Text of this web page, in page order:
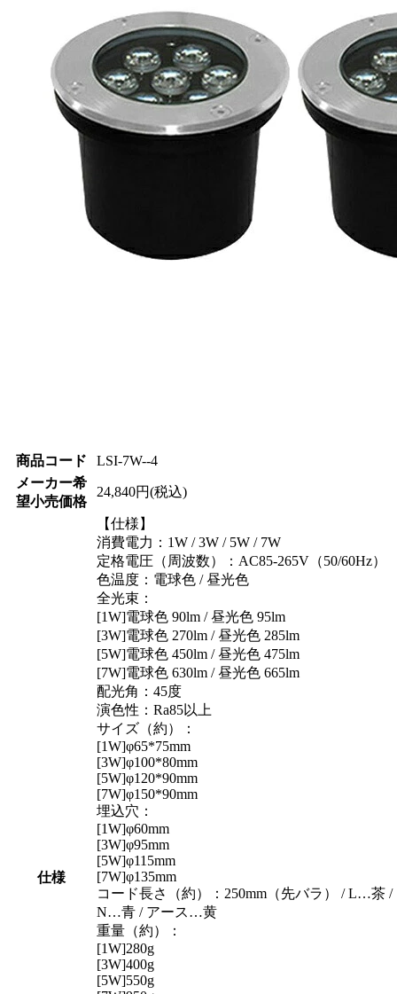
商品コード
LSI-7W--4
メーカー希
望小売価格
24,840円(税込)
仕様
【仕様】
消費電力：1W / 3W / 5W / 7W
定格電圧（周波数）：AC85-265V（50/60Hz）
色温度：電球色 / 昼光色
全光束：
[1W]電球色 90lm / 昼光色 95lm
[3W]電球色 270lm / 昼光色 285lm
[5W]電球色 450lm / 昼光色 475lm
[7W]電球色 630lm / 昼光色 665lm
配光角：45度
演色性：Ra85以上
サイズ（約）：
[1W]φ65*75mm
[3W]φ100*80mm
[5W]φ120*90mm
[7W]φ150*90mm
埋込穴：
[1W]φ60mm
[3W]φ95mm
[5W]φ115mm
[7W]φ135mm
コード長さ（約）：250mm（先バラ） / L…茶 /
N…青 / アース…黄
重量（約）：
[1W]280g
[3W]400g
[5W]550g